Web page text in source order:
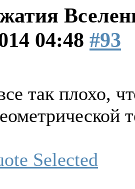
04:48 #93
так плохо,